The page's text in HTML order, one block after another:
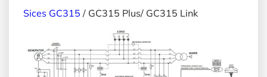
Sices GC315 / GC315 Plus/ GC315 Link